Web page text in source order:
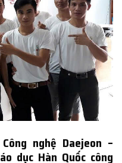
nghệ Daejeon –
dục Hàn Quốc công